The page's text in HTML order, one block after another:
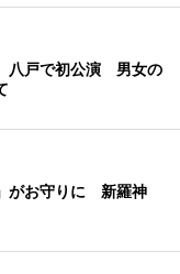
八戸で初公演 男女の
がお守りに 新羅神